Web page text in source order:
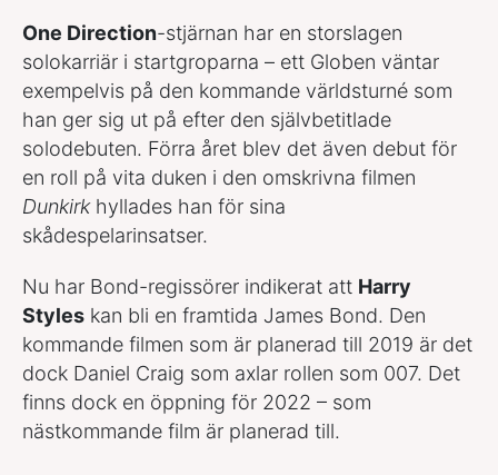
One Direction-stjärnan har en storslagen
solokarriär i startgroparna – ett Globen väntar
exempelvis på den kommande världsturné som
han ger sig ut på efter den självbetitlade
solodebuten. Förra året blev det även debut för
en roll på vita duken i den omskrivna filmen
Dunkirkhyllades han för sina
skådespelarinsatser.
Nu har Bond-regissörer indikerat att Harry
Styles kan bli en framtida James Bond. Den
kommande filmen som är planerad till 2019 är det
dock Daniel Craig som axlar rollen som 007. Det
finns dock en öppning för 2022 – som
nästkommande film är planerad till.